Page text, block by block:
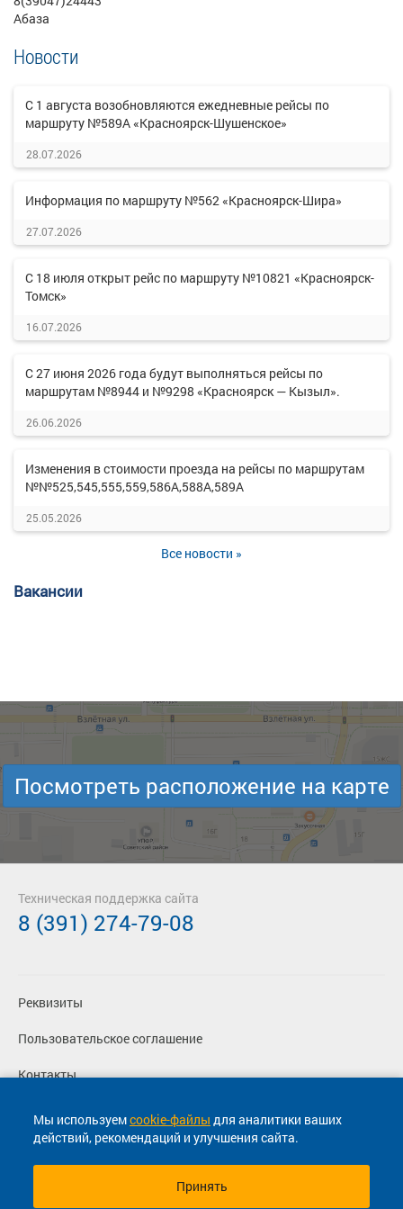
Абаза
Новости
С 1 августа возобновляются ежедневные рейсы по
маршруту №589А «Красноярск-Шушенское»
28.07.2026
Информация по маршруту №562 «Красноярск-Шира»
27.07.2026
С 18 июля открыт рейс по маршруту №10821 «Красноярск-
Томск»
16.07.2026
С 27 июня 2026 года будут выполняться рейсы по
маршрутам №8944 и №9298 «Красноярск — Кызыл».
26.06.2026
Изменения в стоимости проезда на рейсы по маршрутам
№№525,545,555,559,586А,588А,589А
25.05.2026
Все новости »
Вакансии
Мы используемcookie-файлы для аналитики ваших
действий, рекомендаций и улучшения сайта.
Принять
Посмотреть расположение на карте
Реквизиты
Пользовательское соглашение
Контакты
Политика конфиденциальности
Перевозчикам
Техническая поддержка сайта
8 (391) 274-79-08
© 2013-2026, ООО "Капитал"- Онлайн сервис продажи